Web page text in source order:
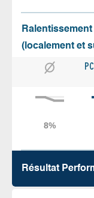
(localement et
Résultat